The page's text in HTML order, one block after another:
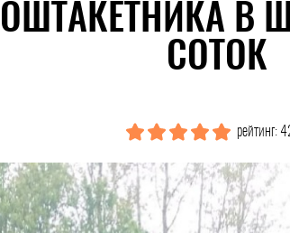
В
СОТОК
рейтинг: